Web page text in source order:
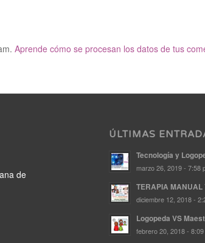
Aprende cómo se procesan los datos de tus
de
ÚLTIMAS
Tecnología y
marzo 26, 2019 - 7:58
TERAPIA MANUAL
diciembre 12, 2018 -
Logopeda VS
febrero 20, 2018 -